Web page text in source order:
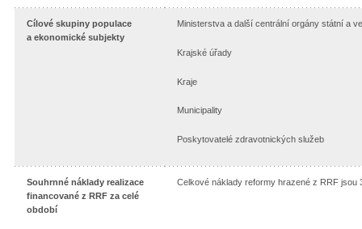
Cílové skupiny populace
a ekonomické subjekty
Ministerstva a další centrální orgány státní a
Krajské úřady
Kraje
Municipality
Poskytovatelé zdravotnických služeb
Souhrnné náklady realizace
financované z RRF za celé
období
Celkové náklady reformy hrazené z RRF jsou